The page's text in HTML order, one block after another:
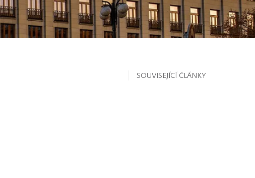
SOUVISEJÍCÍ ČLÁNKY